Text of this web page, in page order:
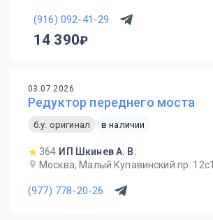
(916) 092-41-29
14 390
03.07.2026
Редуктор переднего моста
б.у. оригинал в наличии
364 ИП Шкинев А. В.
Москва, Малый Купавинский пр. 12с1
(977) 778-20-26